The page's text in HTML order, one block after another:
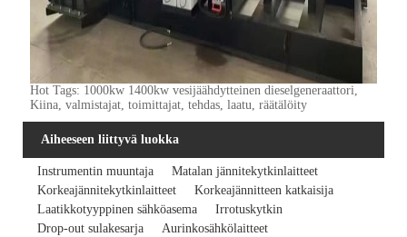
Hot Tags: 1000kw 1400kw vesijäähdytteinen dieselgeneraattori,
Kiina, valmistajat, toimittajat, tehdas, laatu, räätälöity
Aiheeseen liittyvä luokka
Instrumentin muuntaja
Matalan jännitekytkinlaitteet
Korkeajännitekytkinlaitteet
Korkeajännitteen katkaisija
Laatikkotyyppinen sähköasema
Irrotuskytkin
Drop-out sulakesarja
Aurinkosähkölaitteet